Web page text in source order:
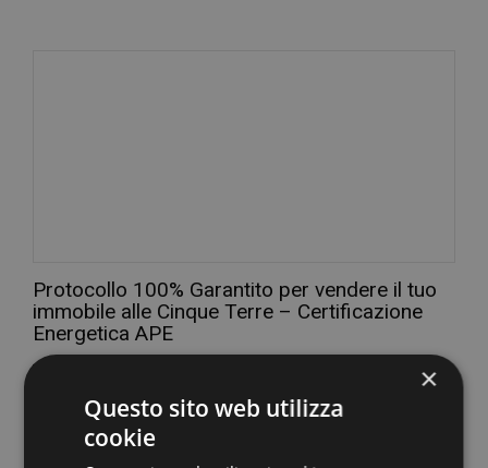
Protocollo 100% Garantito per vendere il tuo
immobile alle Cinque Terre – Certificazione
Energetica APE
×
Questo sito web utilizza
cookie